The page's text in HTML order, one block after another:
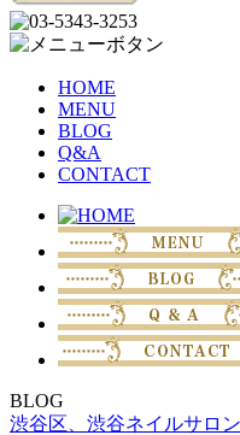
HOME
MENU
BLOG
Q&A
CONTACT
BLOG
渋谷区、渋谷ネイルサロ